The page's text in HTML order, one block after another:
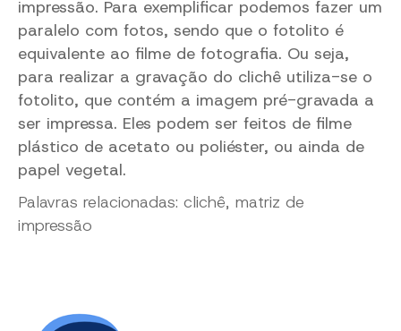
impressão. Para exemplificar podemos fazer um
paralelo com fotos, sendo que o fotolito é
equivalente ao filme de fotografia. Ou seja,
para realizar a gravação do clichê utiliza-se o
fotolito, que contém a imagem pré-gravada a
ser impressa. Eles podem ser feitos de filme
plástico de acetato ou poliéster, ou ainda de
papel vegetal.
Palavras relacionadas: clichê, matriz de
impressão